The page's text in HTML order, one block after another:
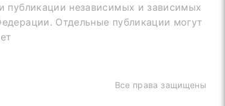
независимых и зависимых
Отдельные публикации могут
Все права защищены